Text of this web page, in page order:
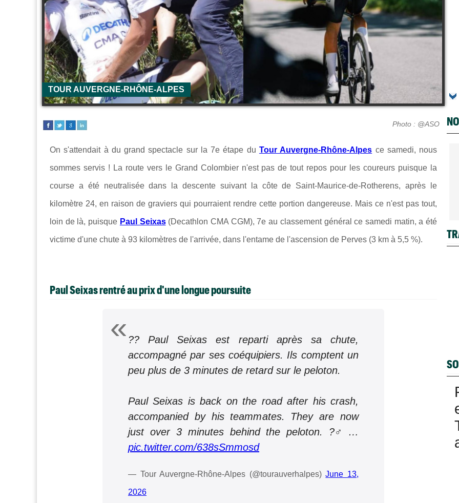
TOUR AUVERGNE-RHÔNE-ALPES
Photo : @ASO
On s'attendait à du grand spectacle sur la 7e étape du Tour Auvergne-Rhône-Alpes ce samedi, nous
sommes servis ! La route vers le Grand Colombier n'est pas de tout repos pour les coureurs puisque la
course a été neutralisée dans la descente suivant la côte de Saint-Maurice-de-Rotherens, après le
kilomètre 24, en raison de graviers qui pourraient rendre cette portion dangereuse. Mais ce n'est pas tout,
loin de là, puisque Paul Seixas (Decathlon CMA CGM), 7e au classement général ce samedi matin, a été
victime d'une chute à 93 kilomètres de l'arrivée, dans l'entame de l'ascension de Perves (3 km à 5,5 %).
Paul Seixas rentré au prix d'une longue poursuite
?? Paul Seixas est reparti après sa chute,
accompagné par ses coéquipiers. Ils comptent un
peu plus de 3 minutes de retard sur le peloton.
Paul Seixas is back on the road after his crash,
accompanied by his teammates. They are now
just over 3 minutes behind the peloton. ?‍♂️…
pic.twitter.com/638sSmmosd
— Tour Auvergne-Rhône-Alpes (@tourauverhalpes)June 13,
2026